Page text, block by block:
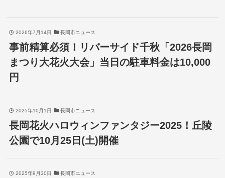
2026年7月14日 長岡市ニュース
事前精算必須！リバーサイド千秋「2026長岡
まつり大花火大会」当日の駐車料金は10,000
円
2025年10月1日 長岡市ニュース
長岡花火ハロウィンファンタジー2025！丘陵
公園で10月25日(土)開催
2025年9月30日 長岡市ニュース